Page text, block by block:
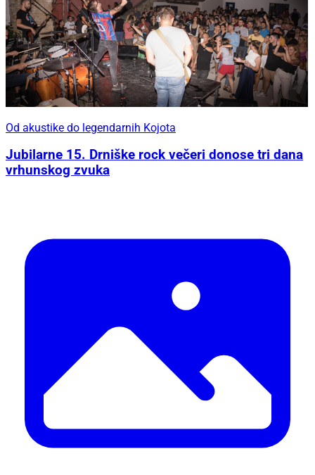
Od akustike do legendarnih Kojota
Jubilarne 15. Drniške rock večeri donose tri dana
vrhunskog zvuka